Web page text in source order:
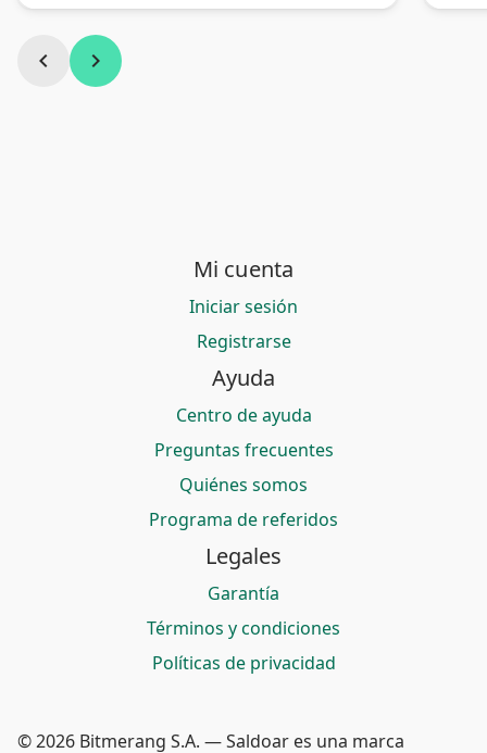
chevron_left chevron_right
Mi cuenta
Iniciar sesión
Registrarse
Ayuda
Centro de ayuda
Preguntas frecuentes
Quiénes somos
Programa de referidos
Legales
Garantía
Términos y condiciones
Políticas de privacidad
© 2026 Bitmerang S.A. — Saldoar es una marca